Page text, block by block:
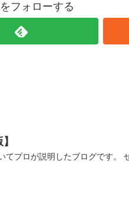
フォローする
てプロが説明したブログです。